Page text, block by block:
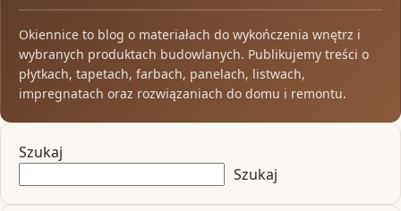
Okiennice to blog o materiałach do wykończenia wnętrz i
wybranych produktach budowlanych. Publikujemy treści o
płytkach, tapetach, farbach, panelach, listwach,
impregnatach oraz rozwiązaniach do domu i remontu.
Szukaj
Szukaj